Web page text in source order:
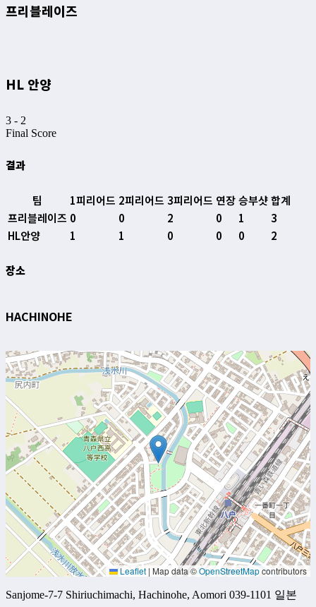
프리블레이즈
HL 안양
3 - 2
Final Score
결과
팀 1피리어드 2피리어드 3피리어드 연장승부샷합계
프리블레이즈 0 0 2 0 1
3
HL안양
1 1 0 0 0 2
장소
HACHINOHE
Leaflet | Map data ©OpenStreetMapcontributors
Sanjome-7-7 Shiriuchimachi, Hachinohe, Aomori 039-1101 일본